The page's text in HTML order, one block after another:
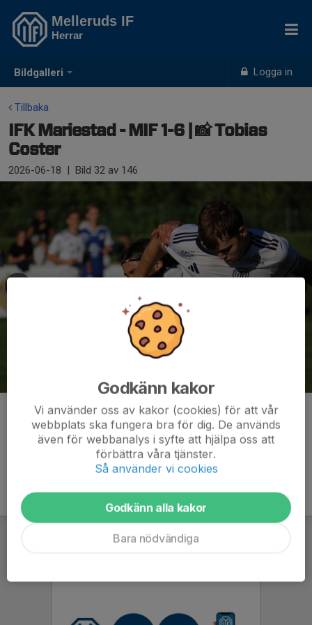
Bildgalleri Logga in
Melleruds IF
Herrar
Tillbaka
IFK Mariestad - MIF 1-6 | 📸 Tobias
Coster
2026-06-18 | Bild 32 av 146
Kommentarer
Godkänn kakor
Vi använder oss av kakor (cookies) för att vår
webbplats ska fungera bra för dig. De används
även för webbanalys i syfte att hjälpa oss att
förbättra våra tjänster.
Så använder vi cookies
Godkänn alla kakor
Bara nödvändiga